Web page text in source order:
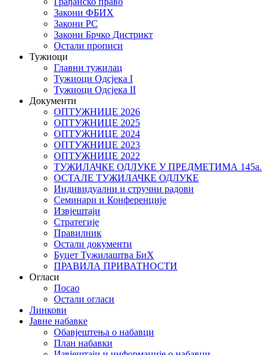
Закони ФБИХ
Закони РС
Закони Брчко Дистрикт
Остали прописи
Тужиоци
Главни тужилац
Тужиоци Oдсјекa I
Тужиоци Oдсјекa II
Документи
ОПТУЖНИЦЕ 2026
ОПТУЖНИЦЕ 2025
ОПТУЖНИЦЕ 2024
ОПТУЖНИЦЕ 2023
ОПТУЖНИЦЕ 2022
ТУЖИЛАЧКЕ ОДЛУКЕ У ПРЕДМЕТИМА 145а.
ОСТАЛЕ ТУЖИЛАЧКЕ ОДЛУКЕ
Индивидуални и стручни радови
Семинари и Конференције
Извјештаји
Стратегије
Правилник
Остали документи
Буџет Тужилаштва БиХ
ПРАВИЛА ПРИВАТНОСТИ
Огласи
Посао
Остали огласи
Линкови
Јавне набавке
Обавјештења о набавци
План набавки